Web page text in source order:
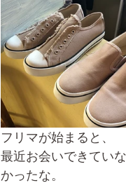
フリマが始まると、
最近お会いできてい
かったな。